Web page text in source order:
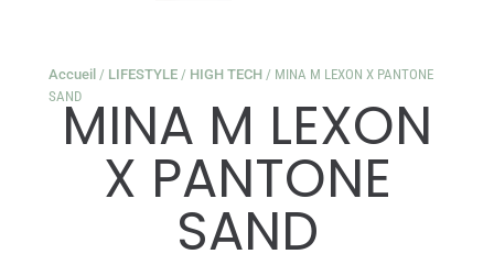
Accueil / LIFESTYLE / HIGH TECH / MINA M LEXON X PANTONE
SAND
MINA M LEXON
X PANTONE
SAND